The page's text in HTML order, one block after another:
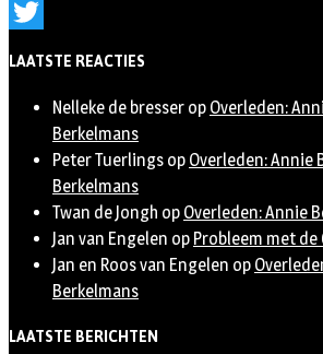
Instagram
LAATSTE REACTIES
Nelleke de bresser op Overleden:
Berkelmans
Peter Tuerlings op Overleden: Annie
Berkelmans
Twan de Jongh op Overleden: Annie
Jan van Engelen op Probleem met
Jan en Roos van Engelen op
Berkelmans
LAATSTE BERICHTEN